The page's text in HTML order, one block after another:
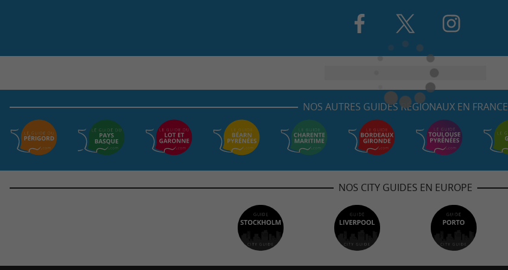
NOS AUTRES GUIDES RÉGIONAUX EN FRANCE
NOS CITY GUIDES EN EUROPE